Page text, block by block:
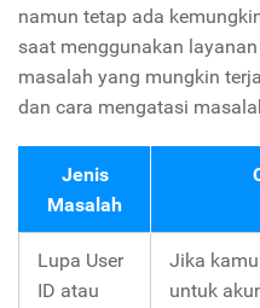
namun tetap ada
saat menggunakan
masalah yang mungkin
dan cara mengatasi
Jenis
Masalah
Lupa User
ID atau
Jika
untuk